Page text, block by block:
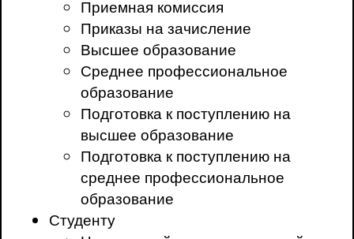
Приемная комиссия
Приказы на зачисление
Высшее образование
Среднее профессиональное
образование
Подготовка к поступлению на
высшее образование
Подготовка к поступлению на
среднее профессиональное
образование
Студенту